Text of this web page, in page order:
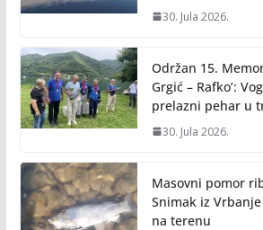
30. Jula 2026.
Održan 15.
Grgić – Rafko’:
prelazni pehar u
30. Jula 2026.
Masovni pomor
Snimak iz
na terenu